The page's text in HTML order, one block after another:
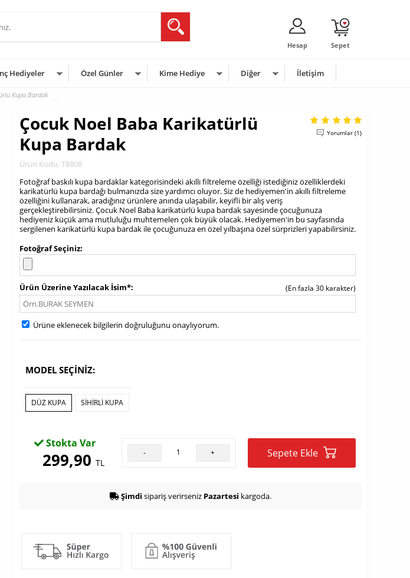
Sepet
Hesap
Hediyeler Özel Günler Kime Hediye Diğer İletişim
Kupa Bardak
Çocuk Noel Baba Karikatürlü
Kupa Bardak
Ürün Kodu: T8808
Yorumlar (1)
Fotoğraf baskılı kupa bardaklar kategorisindeki akıllı filtreleme özelliği istediğiniz özelliklerdeki
karikatürlü kupa bardağı bulmanızda size yardımcı oluyor. Siz de hediyemen'in akıllı filtreleme
özelliğini kullanarak, aradığınız ürünlere anında ulaşabilir, keyifli bir alış veriş
gerçekleştirebilirsiniz. Çocuk Noel Baba karikatürlü kupa bardak sayesinde çocuğunuza
hediyeniz küçük ama mutluluğu muhtemelen çok büyük olacak. Hediyemen'in bu sayfasında
sergilenen karikatürlü kupa bardak ile çocuğunuza en özel yılbaşına özel sürprizleri yapabilirsiniz.
Fotoğraf Seçiniz
Ürün Üzerine Yazılacak İsim* (En fazla 30 karakter)
Ürüne eklenecek bilgilerin doğruluğunu onaylıyorum.
MODEL SEÇİNİZ:
DÜZ KUPA SIHIRLI KUPA
Stokta Var
299,90TL
- + Sepete Ekle
Şimdi sipariş verirseniz Pazartesi kargoda.